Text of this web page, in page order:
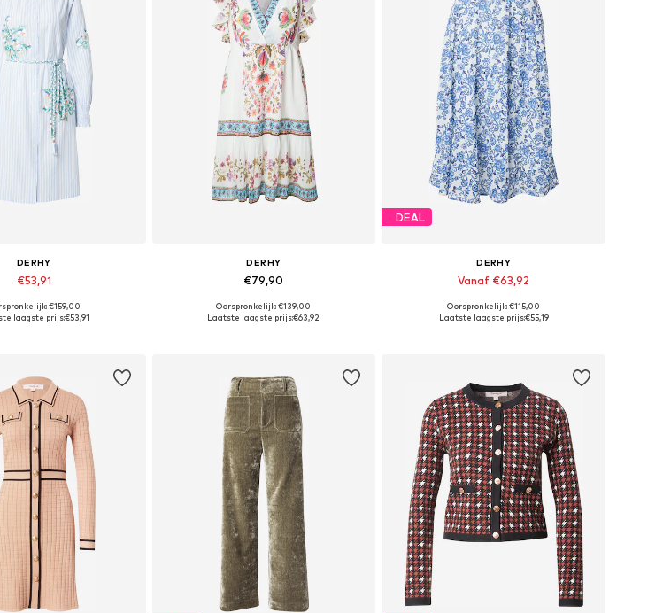
DERHY
€53,91
maten: 36, 38
€159,00
laagste prijs:€53,91
DERHY
€79,90
Beschikbare maten: 38
Oorspronkelijk: €139,00
Laatste laagste prijs:€63,92
DEAL
DERHY
Vanaf €63,92
Beschikbare maten: 38, 40
Oorspronkelijk: €115,00
Laatste laagste prijs:€55,19